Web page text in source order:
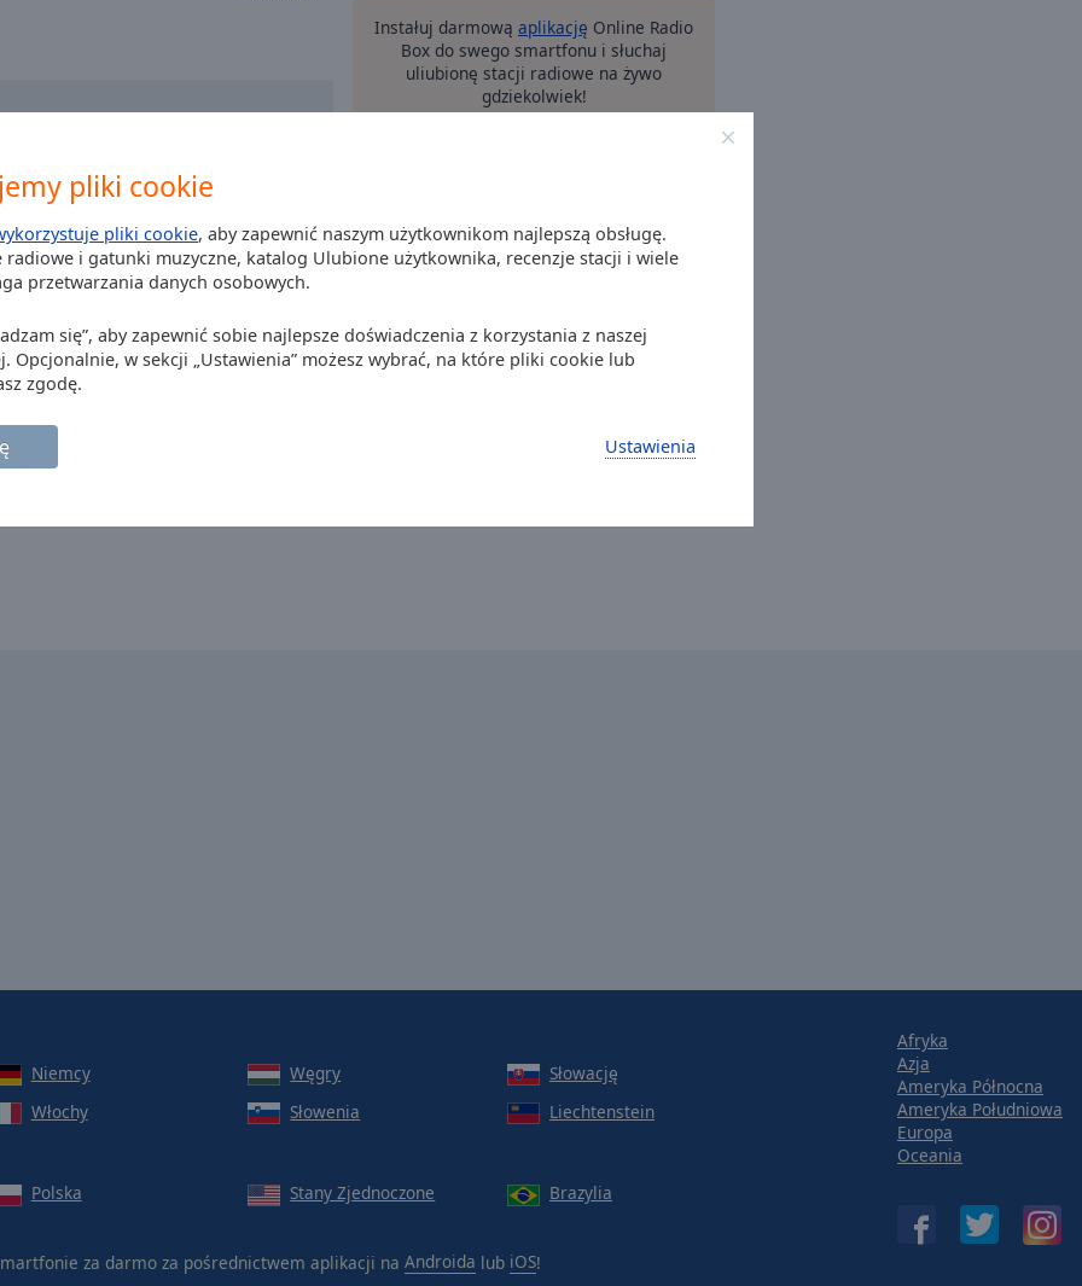
pliki cookie
pliki cookie, aby zapewnić naszym użytkownikom najlepszą obsługę.
radiowe i gatunki muzyczne, katalog Ulubione użytkownika, recenzje stacji i wiele
przetwarzania danych osobowych.
się”, aby zapewnić sobie najlepsze doświadczenia z korzystania z naszej
Opcjonalnie, w sekcji „Ustawienia” możesz wybrać, na które pliki cookie lub
zgodę.
Ustawienia
Instałuj darmową aplikację Online Radio
Box do swego smartfonu i słuchaj
uliubionę stacji radiowe na żywo
gdziekolwiek!
Niemcy Węgry
Słowację
Włochy Słowenia Liechtenstein
Polska Stany Zjednoczone Brazylia
za darmo za pośrednictwem aplikacji na Androida lub iOS!
Afryka
Azja
Ameryka Północna
Ameryka Południowa
Europa
Oceania